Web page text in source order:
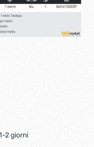
2 giorni